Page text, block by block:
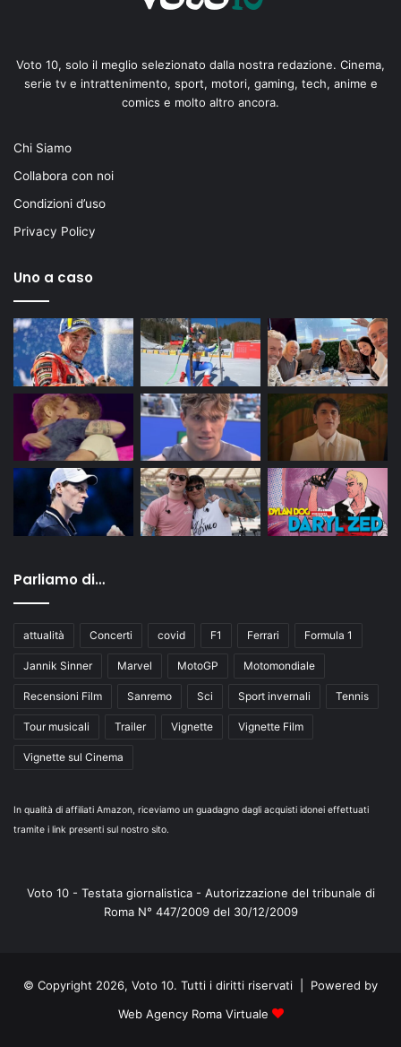
Voto 10, solo il meglio selezionato dalla nostra redazione. Cinema,
serie tv e intrattenimento, sport, motori, gaming, tech, anime e
comics e molto altro ancora.
Chi Siamo
Collabora con noi
Condizioni d’uso
Privacy Policy
Uno a caso
Parliamo di…
attualità Concerti covid F1 Ferrari Formula 1
Jannik Sinner Marvel MotoGP Motomondiale
Recensioni Film Sanremo Sci Sport invernali Tennis
Tour musicali Trailer Vignette Vignette Film
Vignette sul Cinema
In qualità di affiliati Amazon, riceviamo un guadagno dagli acquisti idonei effettuati
tramite i link presenti sul nostro sito.
Voto 10 - Testata giornalistica - Autorizzazione del tribunale di
Roma N° 447/2009 del 30/12/2009
© Copyright 2026, Voto 10. Tutti i diritti riservati | Powered by
Web Agency Roma Virtuale